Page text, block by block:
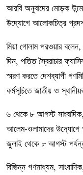
আরবি অনুবাদের মোড়ক
উদ্যোগে আলোকচিত্র
মিয়া গোলাম পরওয়ার
দিন, পতিত স্বৈরাচার
স্মরণ করতে দেশব্যাপী
কর্মসূচিতে জাতীয় ও
৬ থেকে ৮ আগস্ট
আলেম-ওলামাদের
জুলাই থেকে ৮ আগস্ট
বিভিন্ন গণমাধ্যম,